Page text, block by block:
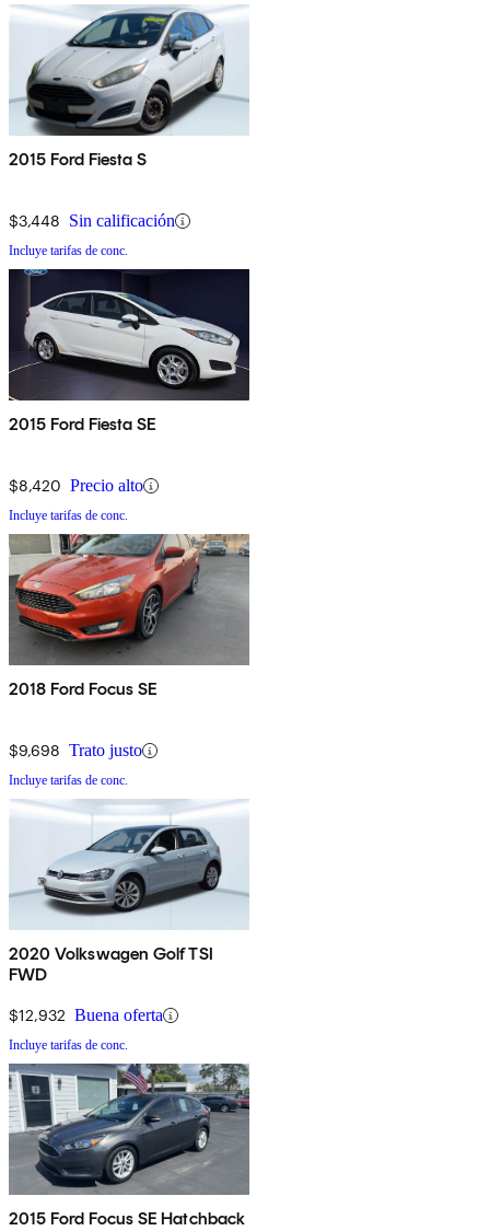
2015 Ford Fiesta S
$3,448 Sin calificación
Incluye tarifas de conc.
2015 Ford Fiesta SE
$8,420 Precio alto
Incluye tarifas de conc.
2018 Ford Focus SE
$9,698 Trato justo
Incluye tarifas de conc.
2020 Volkswagen Golf TSI
FWD
$12,932 Buena oferta
Incluye tarifas de conc.
2015 Ford Focus SE Hatchback